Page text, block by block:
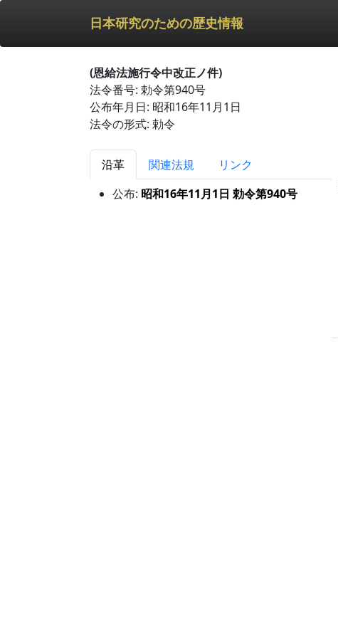
日本研究のための歴史情報
(恩給法施行令中改正ノ件)
法令番号: 勅令第940号
公布年月日: 昭和16年11月1日
法令の形式: 勅令
沿革 関連法規
リンク
公布: 昭和16年11月1日 勅令第940号